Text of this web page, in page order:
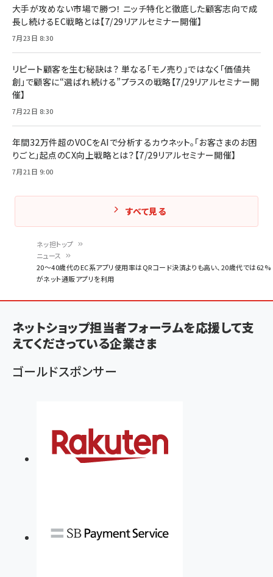
く
ず
ネッ担トップ
ニュース
20～40歳代のEC系アプリ使用率はQRコード決済よりも高い、20歳代では62%
がネット通販アプリを利用
大手が攻めない市場で勝つ！ ニッチ特化と徹底した顧客志向で成
長し続けるEC戦略とは【7/29リアルセミナー開催】
7月23日 8:30
リピート顧客を生む秘訣は？ 単なる「モノ売り」ではなく「価値共
創」で顧客に“選ばれ続ける”プラスの戦略【7/29リアルセミナー開
催】
7月22日 8:30
年間32万件超のVOCをAIで分析するカウネット。「お客さまのお困
りごと」起点のCX向上戦略とは？【7/29リアルセミナー開催】
7月21日 9:00
すべて見る
ネットショップ担当者フォーラムを応援して支
えてくださっている企業さま
ゴールドスポンサー